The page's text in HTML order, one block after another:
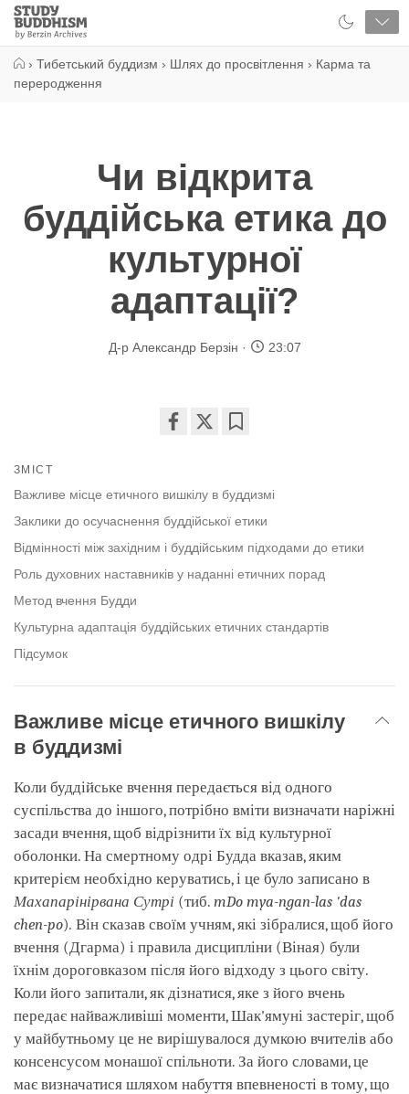
Close
Study
Buddhism
› Тибетський буддизм › Шлях до просвітлення › Карма та
переродження
Чи відкрита
буддійська етика до
культурної
адаптації?
Д-р Александр Берзін 23:07
facebook
ЗМІСТ
Важливе місце етичного вишкілу в буддизмі
Заклики до осучаснення буддійської етики
Відмінності між західним і буддійським підходами до етики
Роль духовних наставників у наданні етичних порад
Метод вчення Будди
Культурна адаптація буддійських етичних стандартів
Підсумок
Важливе місце етичного вишкілу
в буддизмі
Коли буддійське вчення передається від одного
суспільства до іншого, потрібно вміти визначати наріжні
засади вчення, щоб відрізнити їх від культурної
оболонки. На смертному одрі Будда вказав, яким
критерієм необхідно керуватись, і це було записано в
Махапарінірвана Сутрі (тиб. mDo mya-ngan-las 'das
chen-po). Він сказав своїм учням, які зібралися, щоб його
вчення (Дгарма) і правила дисципліни (Віная) були
їхнім дороговказом після його відходу з цього світу.
Коли його запитали, як дізнатися, яке з його вчень
передає найважливіші моменти, Шак'ямуні застеріг, щоб
у майбутньому це не вирішувалося думкою вчителів або
консенсусом монашої спільноти. За його словами, це
має визначатися шляхом набуття впевненості в тому, що